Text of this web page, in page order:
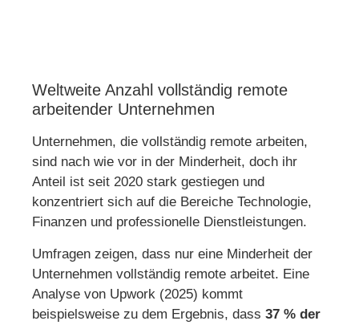
Weltweite Anzahl vollständig remote
arbeitender Unternehmen
Unternehmen, die vollständig remote arbeiten,
sind nach wie vor in der Minderheit, doch ihr
Anteil ist seit 2020 stark gestiegen und
konzentriert sich auf die Bereiche Technologie,
Finanzen und professionelle Dienstleistungen.
Umfragen zeigen, dass nur eine Minderheit der
Unternehmen vollständig remote arbeitet. Eine
Analyse von Upwork (2025) kommt
beispielsweise zu dem Ergebnis, dass 37 % der